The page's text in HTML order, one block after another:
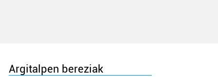
Argitalpen bereziak